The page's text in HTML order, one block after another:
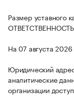
Размер
На 07 августа 2026
Юридический
аналитические
организации